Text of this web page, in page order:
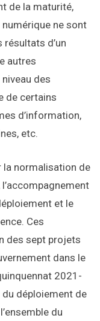
de la maturité,
ne sont
résultats d’un
autres
des
de certains
d’information,
etc.
la normalisation de
et le
Ces
des sept projets
dans le
2021-
du déploiement de
du